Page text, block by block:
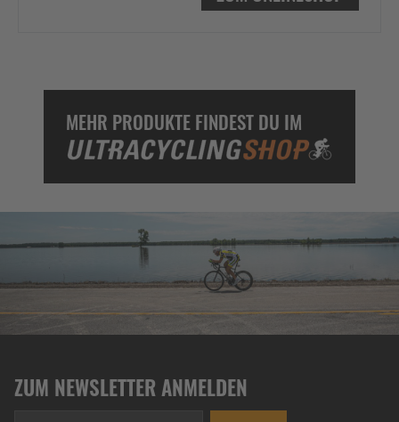
MEHR PRODUKTE FINDEST DU IM
ZUM NEWSLETTER ANMELDEN